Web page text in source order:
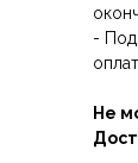
-
Не